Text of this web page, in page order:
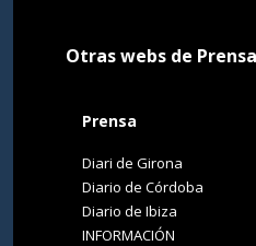
Otras webs de
Prensa
Diari de Girona
Diario de Córdoba
Diario de Ibiza
INFORMACIÓN